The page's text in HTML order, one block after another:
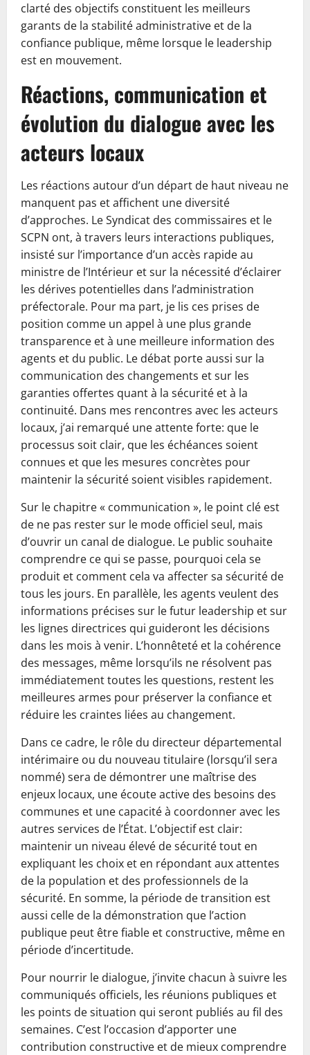
clarté des objectifs constituent les meilleurs
garants de la stabilité administrative et de la
confiance publique, même lorsque le leadership
est en mouvement.
Réactions, communication et
évolution du dialogue avec les
acteurs locaux
Les réactions autour d’un départ de haut niveau ne
manquent pas et affichent une diversité
d’approches. Le Syndicat des commissaires et le
SCPN ont, à travers leurs interactions publiques,
insisté sur l’importance d’un accès rapide au
ministre de l’Intérieur et sur la nécessité d’éclairer
les dérives potentielles dans l’administration
préfectorale. Pour ma part, je lis ces prises de
position comme un appel à une plus grande
transparence et à une meilleure information des
agents et du public. Le débat porte aussi sur la
communication des changements et sur les
garanties offertes quant à la sécurité et à la
continuité. Dans mes rencontres avec les acteurs
locaux, j’ai remarqué une attente forte: que le
processus soit clair, que les échéances soient
connues et que les mesures concrètes pour
maintenir la sécurité soient visibles rapidement.
Sur le chapitre « communication », le point clé est
de ne pas rester sur le mode officiel seul, mais
d’ouvrir un canal de dialogue. Le public souhaite
comprendre ce qui se passe, pourquoi cela se
produit et comment cela va affecter sa sécurité de
tous les jours. En parallèle, les agents veulent des
informations précises sur le futur leadership et sur
les lignes directrices qui guideront les décisions
dans les mois à venir. L’honnêteté et la cohérence
des messages, même lorsqu’ils ne résolvent pas
immédiatement toutes les questions, restent les
meilleures armes pour préserver la confiance et
réduire les craintes liées au changement.
Dans ce cadre, le rôle du directeur départemental
intérimaire ou du nouveau titulaire (lorsqu’il sera
nommé) sera de démontrer une maîtrise des
enjeux locaux, une écoute active des besoins des
communes et une capacité à coordonner avec les
autres services de l’État. L’objectif est clair:
maintenir un niveau élevé de sécurité tout en
expliquant les choix et en répondant aux attentes
de la population et des professionnels de la
sécurité. En somme, la période de transition est
aussi celle de la démonstration que l’action
publique peut être fiable et constructive, même en
période d’incertitude.
Pour nourrir le dialogue, j’invite chacun à suivre les
communiqués officiels, les réunions publiques et
les points de situation qui seront publiés au fil des
semaines. C’est l’occasion d’apporter une
contribution constructive et de mieux comprendre